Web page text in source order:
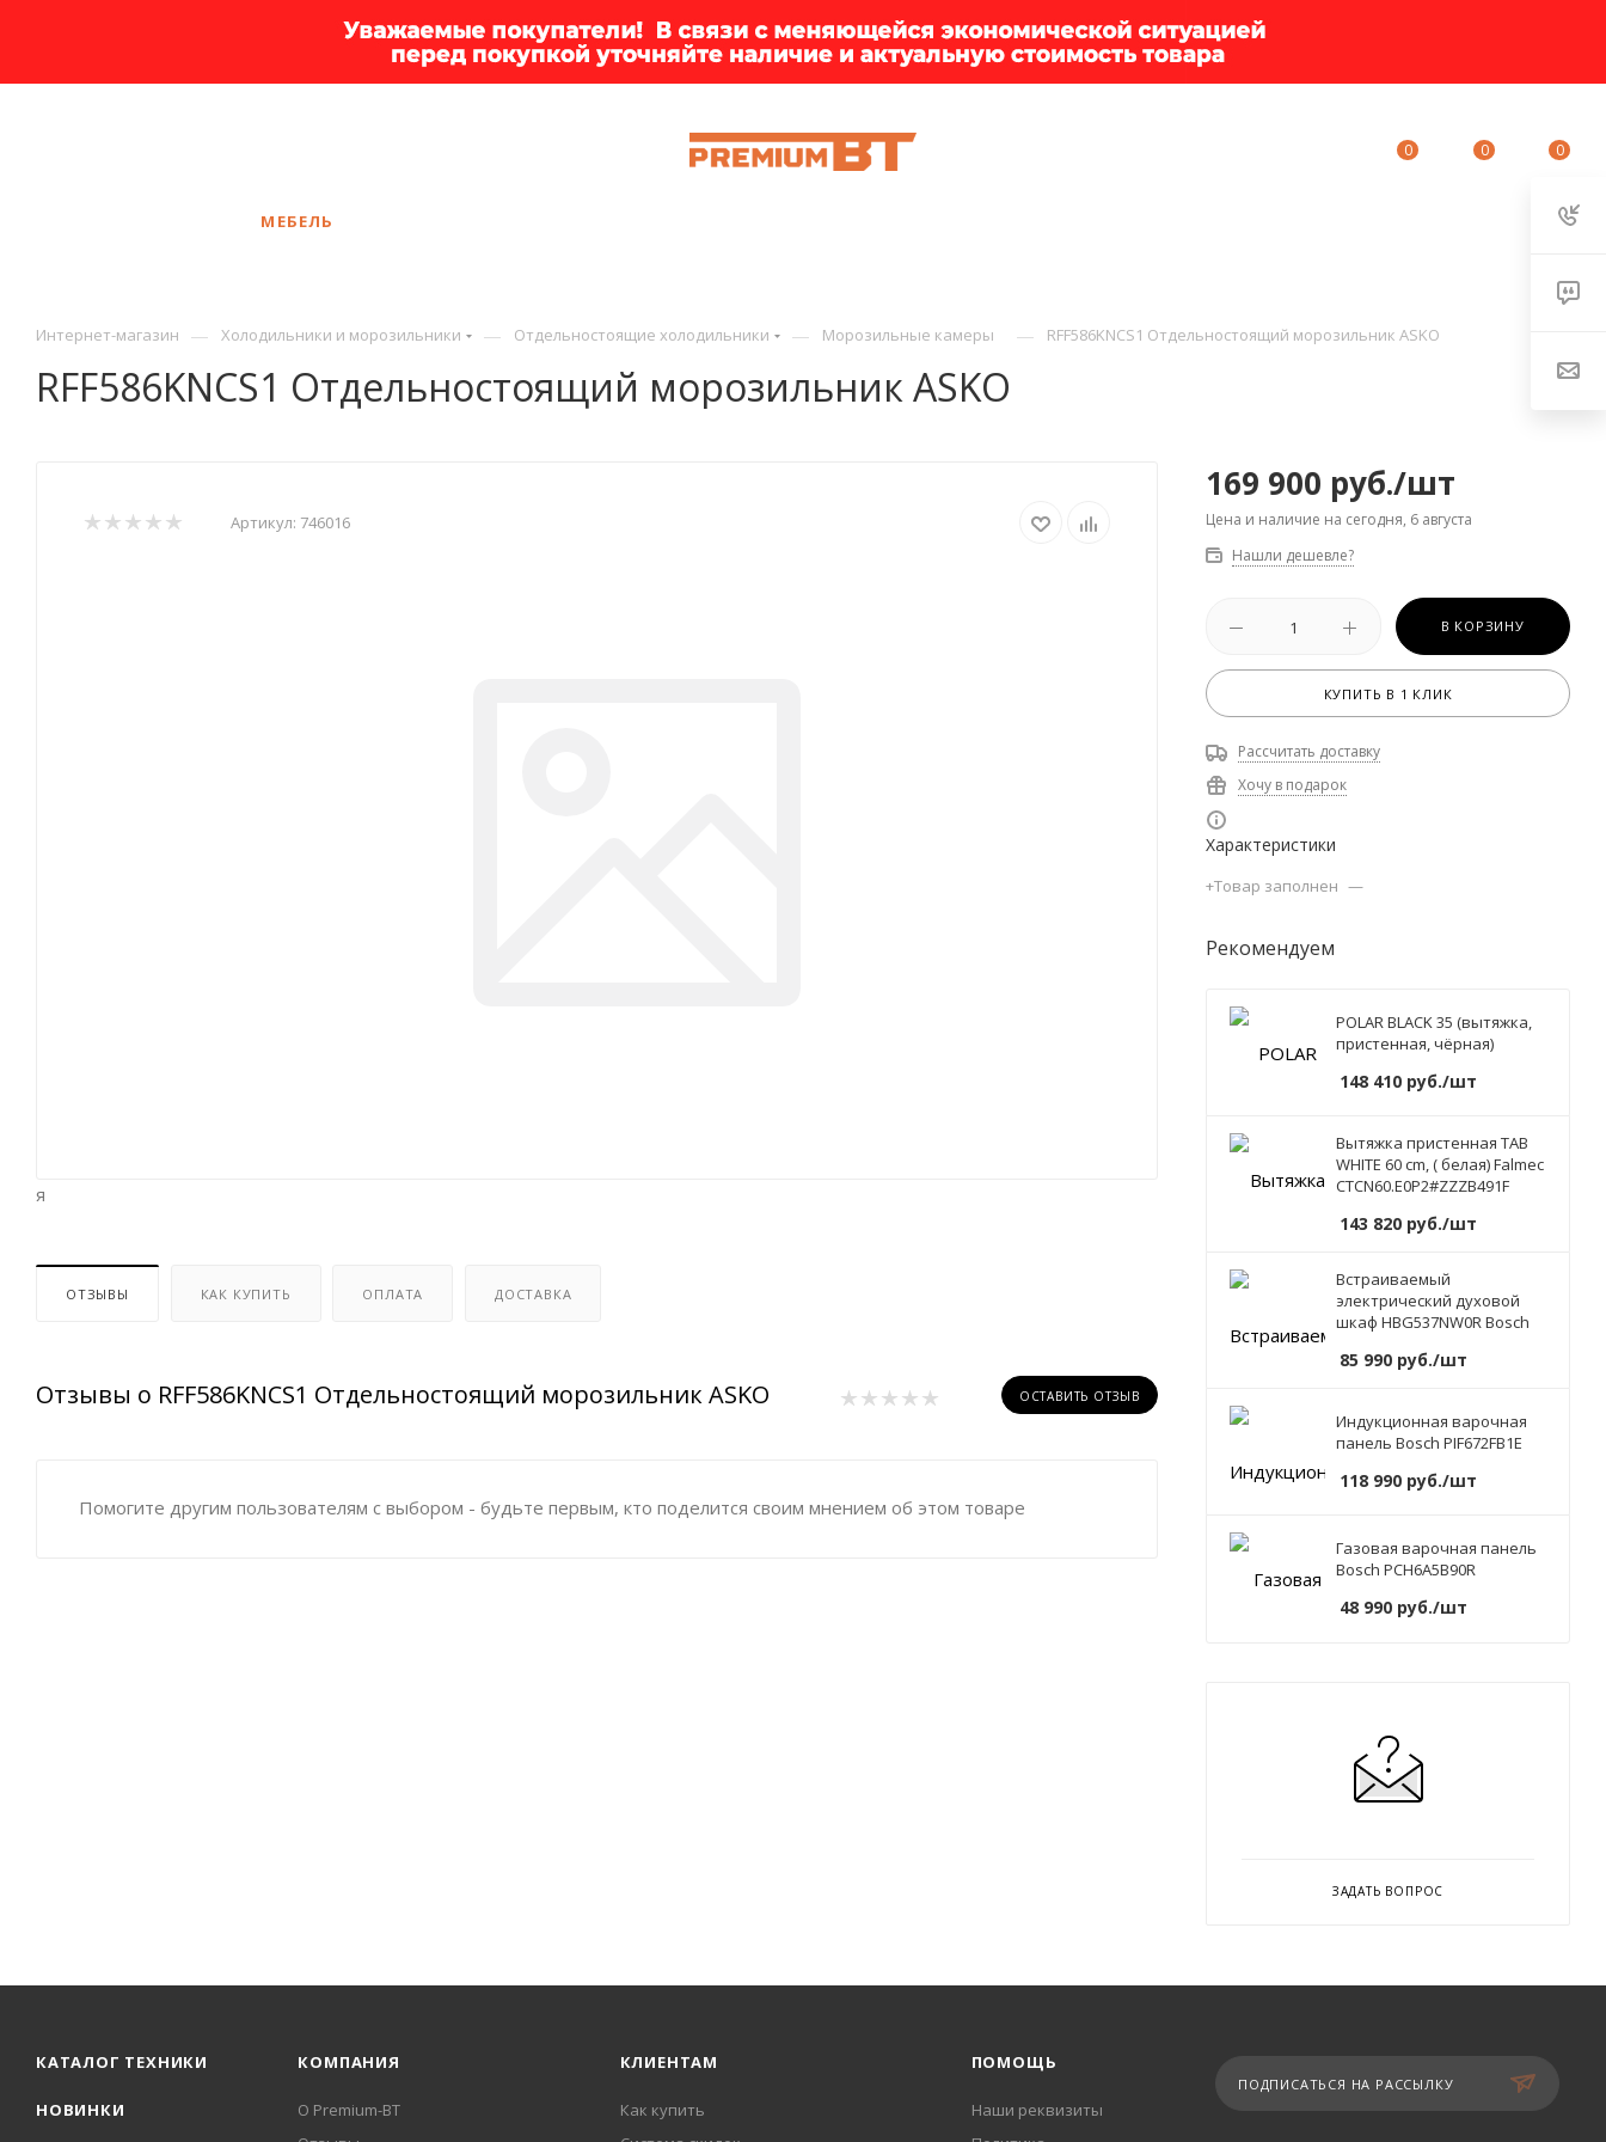
0 0 0
МЕБЕЛЬ
Интернет-магазин — Холодильники и морозильники — Отдельностоящие холодильники — Морозильные камеры — RFF586KNCS1 Отдельностоящий морозильник ASKO
RFF586KNCS1 Отдельностоящий морозильник ASKO
Артикул: 746016
я
ОТЗЫВЫ КАК КУПИТЬ ОПЛАТА ДОСТАВКА
Отзывы о RFF586KNCS1 Отдельностоящий морозильник ASKO ОСТАВИТЬ ОТЗЫВ
Помогите другим пользователям с выбором - будьте первым, кто поделится своим мнением об этом товаре
169 900 руб./шт
Цена и наличие на сегодня, 6 августа
Нашли дешевле?
В КОРЗИНУ
КУПИТЬ В 1 КЛИК
Рассчитать доставку
Хочу в подарок
Характеристики
+Товар заполнен —
Рекомендуем
POLAR BLACK 35 (вытяжка,
пристенная, чёрная)
148 410 руб./шт
Вытяжка пристенная TAB
WHITE 60 cm, ( белая) Falmec
CTCN60.E0P2#ZZZB491F
143 820 руб./шт
Встраиваемый
электрический духовой
шкаф HBG537NW0R Bosch
85 990 руб./шт
Индукционная варочная
панель Bosch PIF672FB1E
118 990 руб./шт
Газовая варочная панель
Bosch PCH6A5B90R
48 990 руб./шт
ЗАДАТЬ ВОПРОС
КАТАЛОГ ТЕХНИКИ
НОВИНКИ
КОМПАНИЯ
О Premium-BT
КЛИЕНТАМ
Как купить
ПОМОЩЬ
Наши реквизиты
ПОДПИСАТЬСЯ НА РАССЫЛКУ